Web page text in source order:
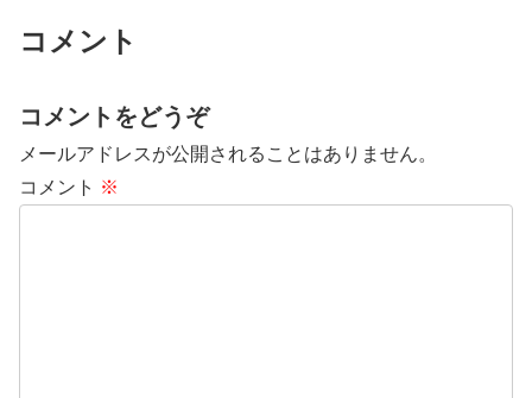
コメント
コメントをどうぞ
メールアドレスが公開されることはありません。
コメント ※